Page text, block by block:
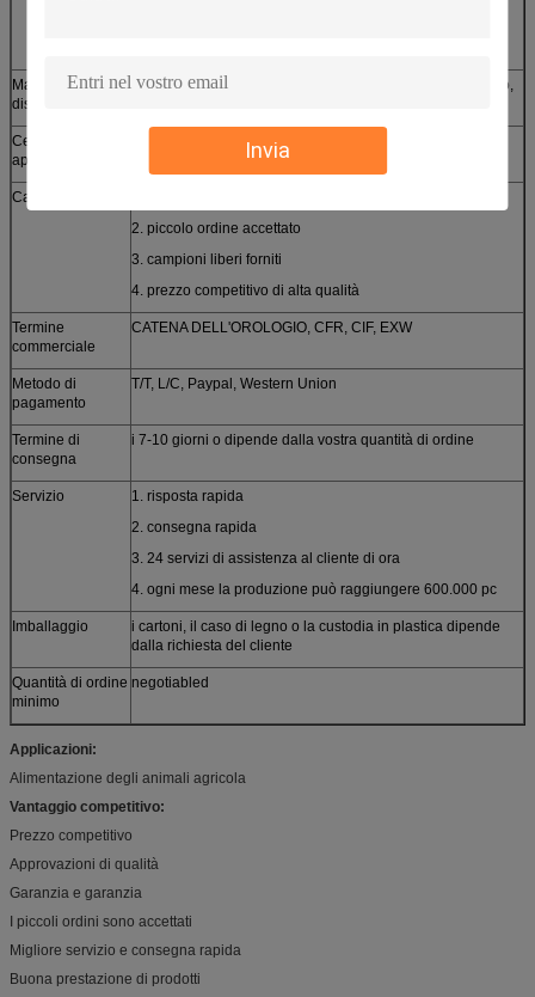
Invia
Materiale
disponibile
acciaio inossidabile, alluminio, rame, ottone, zinco, bronzo,
Certificati
approched
SGS, CE, ROHS, ISO9001-2008
Caratteristiche
2. piccolo ordine accettato
3. campioni liberi forniti
4. prezzo competitivo di alta qualità
Termine
commerciale
CATENA DELL'OROLOGIO, CFR, CIF, EXW
Metodo di
pagamento
T/T, L/C, Paypal, Western Union
Termine di
consegna
i 7-10 giorni o dipende dalla vostra quantità di ordine
Servizio
1. risposta rapida
2. consegna rapida
3. 24 servizi di assistenza al cliente di ora
4. ogni mese la produzione può raggiungere 600.000 pc
Imballaggio
i cartoni, il caso di legno o la custodia in plastica dipende
dalla richiesta del cliente
Quantità di ordine
minimo
negotiabled
Applicazioni:
Alimentazione degli animali agricola
Vantaggio competitivo:
Prezzo competitivo
Approvazioni di qualità
Garanzia e garanzia
I piccoli ordini sono accettati
Migliore servizio e consegna rapida
Buona prestazione di prodotti